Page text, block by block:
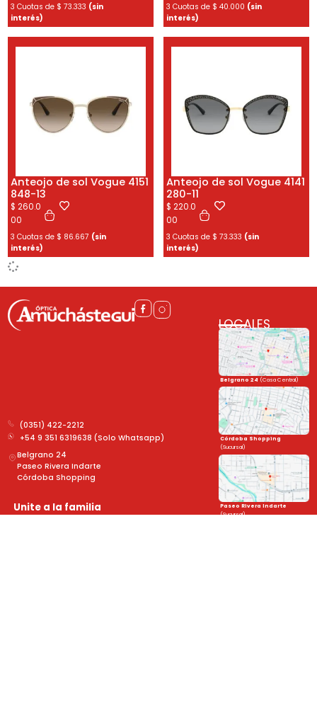
3 Cuotas de $ 73.333 (sin
interés)
3 Cuotas de $ 40.000 (sin
interés)
Anteojo de sol Vogue 4151
848-13
$ 260.0
00
3 Cuotas de $ 86.667 (sin
interés)
Anteojo de sol Vogue 4141
280-11
$ 220.0
00
3 Cuotas de $ 73.333 (sin
interés)
(0351) 422-2212
+54 9 351 6319638 (Solo Whatsapp)
Belgrano 24
Paseo Rivera Indarte
Córdoba Shopping
Unite a la familia
LOCALES
Belgrano 24 (Casa Central)
Córdoba Shopping
(Sucursal)
Paseo Rivera Indarte
(Sucursal)